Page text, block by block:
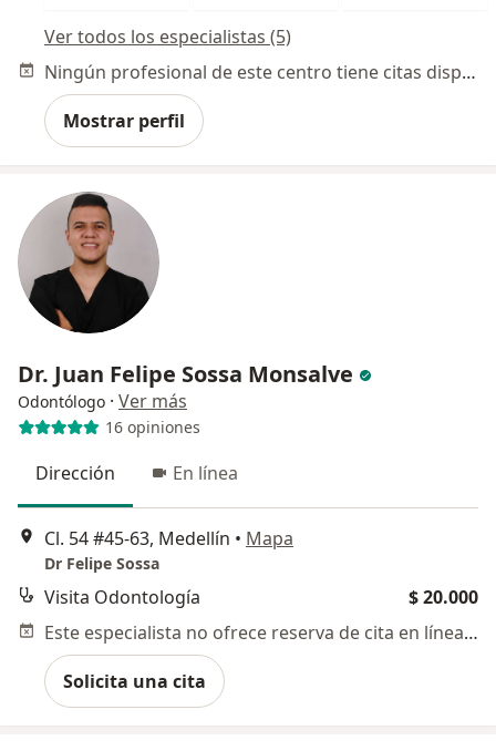
Ver todos los especialistas (5)
Ningún profesional de este centro tiene citas disponibles
Mostrar perfil
Dr. Juan Felipe Sossa Monsalve
Odontólogo · Ver más
16 opiniones
Dirección En línea
Cl. 54 #45-63, Medellín • Mapa
Dr Felipe Sossa
Visita Odontología
$ 20.000
Este especialista no ofrece reserva de cita en línea en esta dirección.
Solicita una cita